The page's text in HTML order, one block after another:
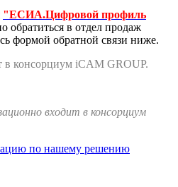
"ЕСИА.Цифровой профиль
обратиться в отдел продаж
формой обратной связи ниже.
в консорциум iCAM GROUP.
входит в консорциум
по нашему решению